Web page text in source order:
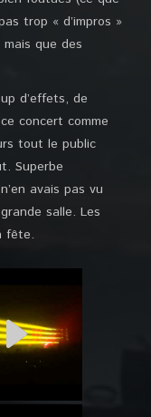
trop « d’impros »
que des
d’effets, de
concert comme
tout le public
Superbe
avais pas vu
salle. Les
fête.